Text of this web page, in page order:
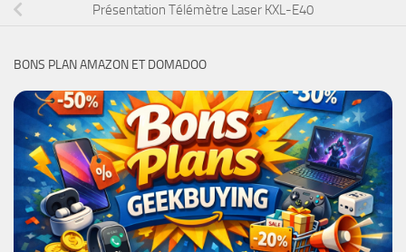
Présentation Télémètre Laser KXL-E40
BONS PLAN AMAZON ET DOMADOO